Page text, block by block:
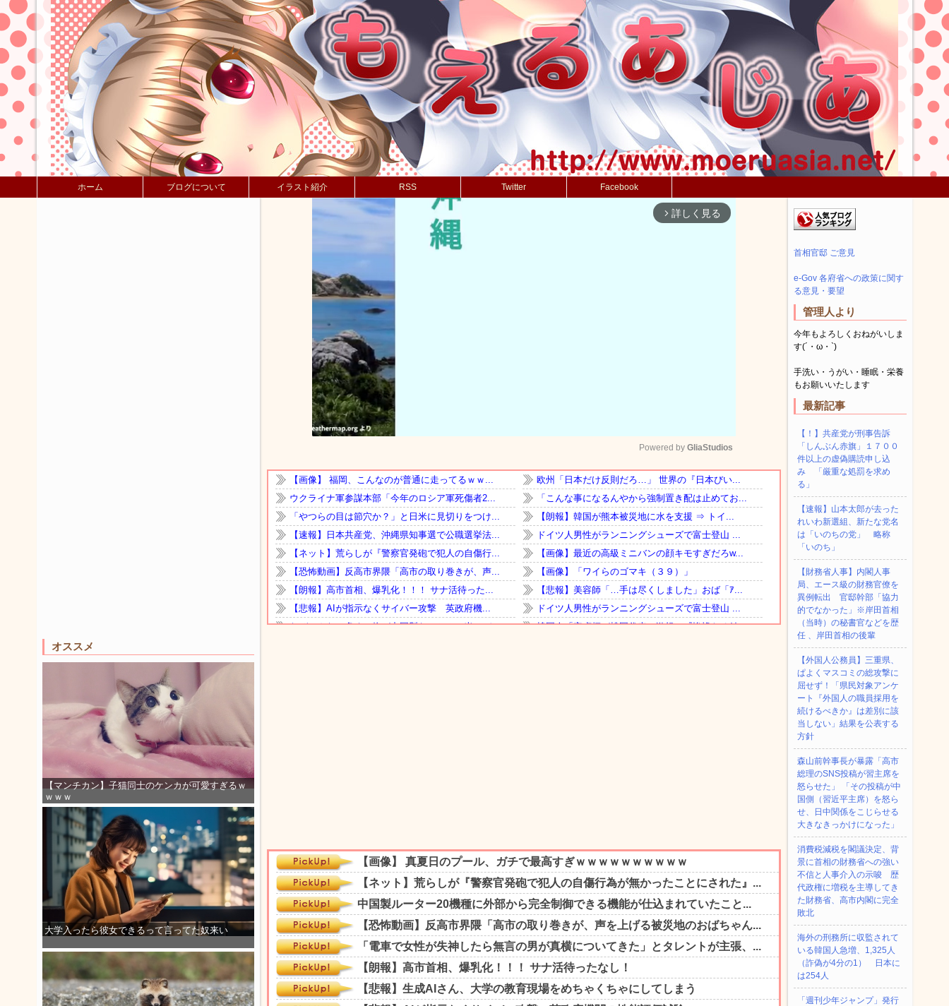
ホーム ブログについて イラスト紹介 RSS Twitter Facebook
オススメ
【マンチカン】子猫同士のケンカが可愛すぎるｗ
ｗｗｗ
大学入ったら彼女できるって言ってた奴来い
arrow_forward_ios 詳しく見る
Mute
Powered by GliaStudios
首相官邸 ご意見
e-Gov 各府省への政策に関す
る意見・要望
管理人より
今年もよろしくおねがいしま
す(´・ω・`)
手洗い・うがい・睡眠・栄養
もお願いいたします
最新記事
【！】共産党が刑事告訴
「しんぶん赤旗」１７００
件以上の虚偽購読申し込
み 「厳重な処罰を求め
る」
【速報】山本太郎が去った
れいわ新選組、新たな党名
は「いのちの党」 略称
「いのち」
【財務省人事】内閣人事
局、エース級の財務官僚を
異例転出 官邸幹部「協力
的でなかった」※岸田首相
（当時）の秘書官などを歴
任 、岸田首相の後輩
【外国人公務員】三重県、
ぱよくマスコミの総攻撃に
屈せず！「県民対象アンケ
ート『外国人の職員採用を
続けるべきか』は差別に該
当しない」結果を公表する
方針
森山前幹事長が暴露「高市
総理のSNS投稿が習主席を
怒らせた」 「その投稿が中
国側（習近平主席）を怒ら
せ、日中関係をこじらせる
大きなきっかけになった」
消費税減税を閣議決定、背
景に首相の財務省への強い
不信と人事介入の示唆 歴
代政権に増税を主導してき
た財務省、高市内閣に完全
敗北
海外の刑務所に収監されて
いる韓国人急増、1,325人
（詐偽が4分の1） 日本に
は254人
「週刊少年ジャンプ」発行